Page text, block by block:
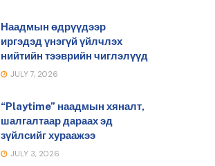
Наадмын өдрүүдээр
иргэдэд үнэгүй үйлчлэх
нийтийн тээврийн чиглэлүүд
JULY 7, 2026
“Playtime” наадмын хяналт,
шалгалтаар дараах эд
зүйлсийг хураажээ
JULY 3, 2026